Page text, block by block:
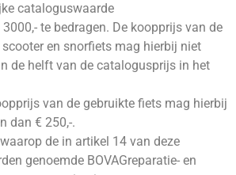
cataloguswaarde
te bedragen. De koopprijs van de
en snorfiets mag hierbij niet
de helft van de catalogusprijs in het
van de gebruikte fiets mag hierbij
dan € 250,-.
de in artikel 14 van deze
genoemde BOVAGreparatie- en